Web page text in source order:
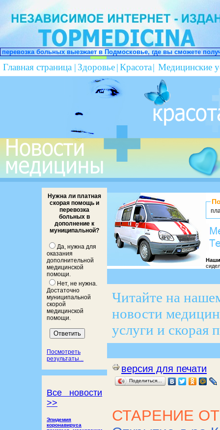
Подмосковье, где вы сможете получить квалифицированную
Главная страница | Здоровье|Красота| Медицинские
Нужна ли платная
скорая помощь и
перевозка
больных в
дополнение к
муниципальной?
Да, нужна для
оказания
дополнительной
медицинской
помощи.
Нет, не нужна.
Достаточно
муниципальной
скорой
медицинской
помощи.
Посмотреть
результаты...
Все новости
>>
Эпидемия
коронавируса
Наши
Читайте на
новости
услуги и скорая
версия для печати
Поделиться…
СТАРЕНИЕ